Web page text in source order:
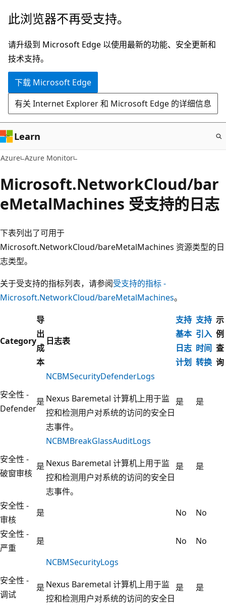
跳
主
要
内
此浏览器不再受支持。
请升级到 Microsoft Edge 以使用最新的功能、安全更新和
技术支持。
下载 Microsoft Edge
有关 Internet Explorer 和 Microsoft Edge 的详细信息
Learn
Azure Azure Monitor
Microsoft.NetworkCloud/bar
eMetalMachines 受支持的日志
下表列出了可用于
Microsoft.NetworkCloud/bareMetalMachines 资源类型的日
志类型。
关于受支持的指标列表，请参阅受支持的指标 -
Microsoft.NetworkCloud/bareMetalMachines。
Category
导
出
成
本
日志表
支持
基本
日志
计划
支持
引入
时间
转换
示
例
查
询
安全性 -
Defender
是
NCBMSecurityDefenderLogs
Nexus Baremetal 计算机上用于监
控和检测用户对系统的访问的安全日
志事件。
是 是
安全性 -
破窗审核
是
NCBMBreakGlassAuditLogs
Nexus Baremetal 计算机上用于监
控和检测用户对系统的访问的安全日
志事件。
是 是
安全性 -
审核
是 No
No
安全性 -
严重
是 No No
安全性 -
调试
是
NCBMSecurityLogs
Nexus Baremetal 计算机上用于监
控和检测用户对系统的访问的安全日
是 是